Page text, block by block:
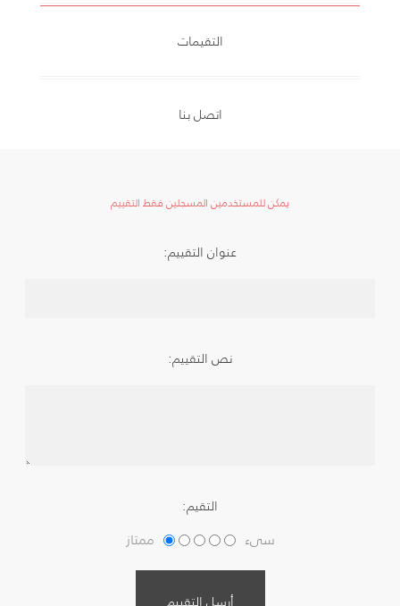
التقيمات
اتصل بنا
يمكن للمستخدمين المسجلين فقط التقييم
عنوان التقييم:
نص التقييم:
التقيم:
سىء ممتاز